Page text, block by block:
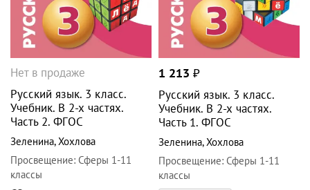
Нет в продаже
Русский язык. 3 класс.
Учебник. В 2-х частях.
Часть 2. ФГОС
Зеленина,Хохлова
Просвещение: Сферы 1-11
классы
1 213 ₽
Русский язык. 3 класс.
Учебник. В 2-х частях.
Часть 1. ФГОС
Зеленина,Хохлова
Просвещение: Сферы 1-11
классы